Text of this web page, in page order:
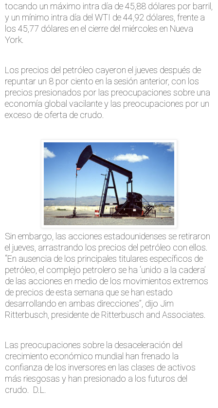
tocando un máximo intra día de 45,88 dólares por barril,
y un mínimo intra día del WTI de 44,92 dólares, frente a
los 45,77 dólares en el cierre del miércoles en Nueva
York.
Los precios del petróleo cayeron el jueves después de
repuntar un 8 por ciento en la sesión anterior, con los
precios presionados por las preocupaciones sobre una
economía global vacilante y las preocupaciones por un
exceso de oferta de crudo.
Sin embargo, las acciones estadounidenses se retiraron
el jueves, arrastrando los precios del petróleo con ellos.
“En ausencia de los principales titulares específicos de
petróleo, el complejo petrolero se ha ‘unido a la cadera’
de las acciones en medio de los movimientos extremos
de precios de esta semana que se han estado
desarrollando en ambas direcciones”, dijo Jim
Ritterbusch, presidente de Ritterbusch and Associates.
Las preocupaciones sobre la desaceleración del
crecimiento económico mundial han frenado la
confianza de los inversores en las clases de activos
más riesgosas y han presionado a los futuros del
crudo. D.L.